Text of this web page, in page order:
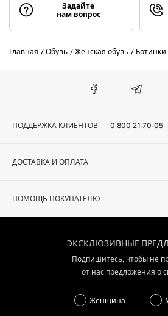
Задайте
нам вопрос
Главная Обувь Женская обувь Ботинки
ПОДДЕРЖКА КЛИЕНТОВ 0 800 21-70-05
ДОСТАВКА И ОПЛАТА
ПОМОЩЬ ПОКУПАТЕЛЮ
ЭКСКЛЮЗИВНЫЕ
Подпишитесь, чтобы не
от нас предложения о
Женщина